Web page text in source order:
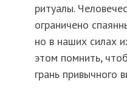
ритуалы.
ограничено
но в наших силах
этом помнить,
грань привычного